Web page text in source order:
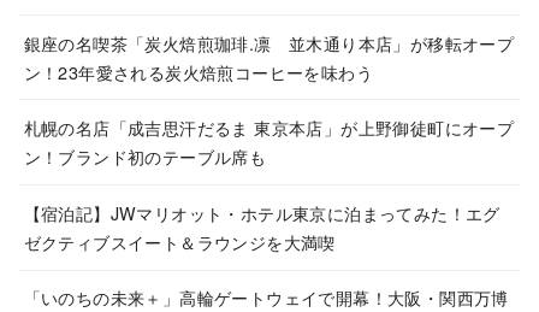
銀座の名喫茶「炭火焙煎珈琲.凛 並木通り本店」が移転オープ
ン！23年愛される炭火焙煎コーヒーを味わう
札幌の名店「成吉思汗だるま 東京本店」が上野御徒町にオープ
ン！ブランド初のテーブル席も
【宿泊記】JWマリオット・ホテル東京に泊まってみた！エグ
ゼクティブスイート＆ラウンジを大満喫
「いのちの未来＋」高輪ゲートウェイで開幕！大阪・関西万博